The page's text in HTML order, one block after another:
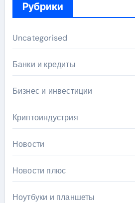
Рубрики
Uncategorised
Банки и кредиты
Бизнес и инвестиции
Криптоиндустрия
Новости
Новости плюс
Ноутбуки и планшеты